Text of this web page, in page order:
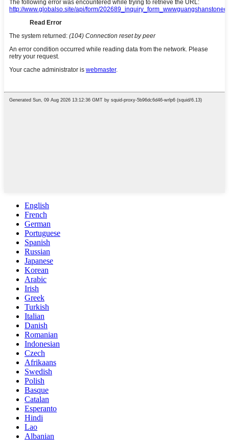
English
French
German
Portuguese
Spanish
Russian
Japanese
Korean
Arabic
Irish
Greek
Turkish
Italian
Danish
Romanian
Indonesian
Czech
Afrikaans
Swedish
Polish
Basque
Catalan
Esperanto
Hindi
Lao
Albanian